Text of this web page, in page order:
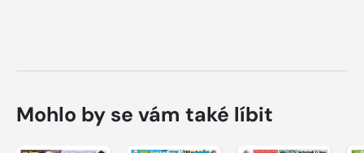
Mohlo by se vám také líbit